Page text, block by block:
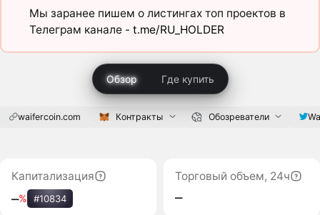
Мы заранее пишем о листингах топ проектов в
Телеграм канале - t.me/RU_HOLDER
Обзор Где купить
waifercoin.com Контракты Обозреватели
Капитализация
‒% #10834
Торговый объем, 24ч
‒